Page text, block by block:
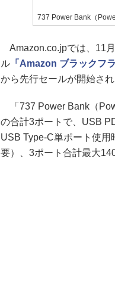
737 Power Bank（
Amazon.co.jpでは、11
ル 「Amazon ブラックフ
から先行セールが開始され
「737 Power Bank（
の合計3ポートで、USB
USB Type-C単ポート使
要）、3ポート合計最大